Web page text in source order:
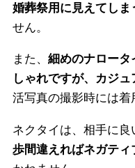
婚葬祭用に見えてしま
せん。
また、 細めのナロータ
しゃれですが、カジ
活写真の撮影時には着
ネクタイは、相手に良
歩間違えればネガティ